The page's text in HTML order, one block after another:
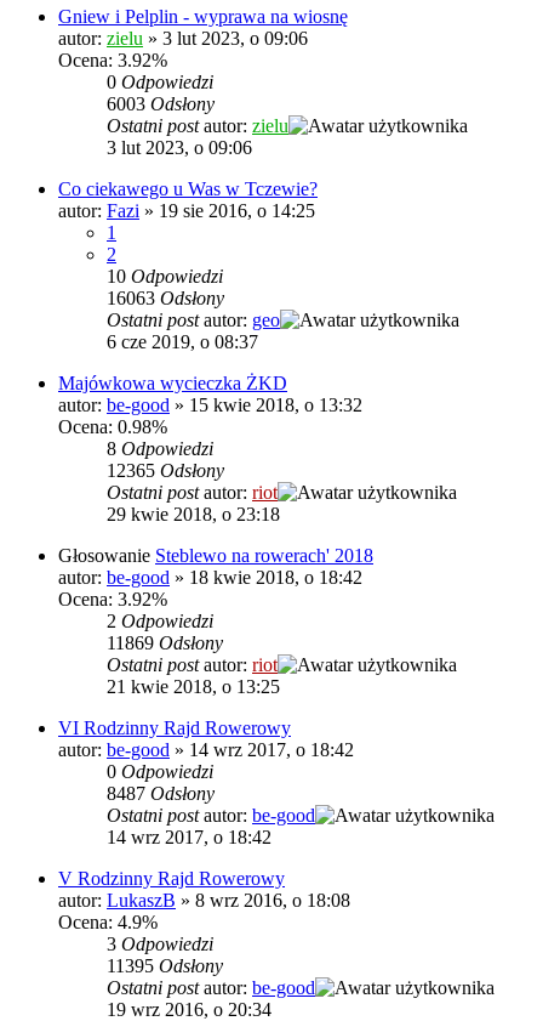
Gniew i Pelplin - wyprawa na wiosnę
autor: zielu » 3 lut 2023, o 09:06
Ocena: 3.92%
0 Odpowiedzi
6003 Odsłony
Ostatni postautor: zielu
3 lut 2023, o 09:06
Co ciekawego u Was w Tczewie?
autor: Fazi » 19 sie 2016, o 14:25
1
2
10 Odpowiedzi
16063 Odsłony
Ostatni postautor: geo
6 cze 2019, o 08:37
Majówkowa wycieczka ŻKD
autor: be-good » 15 kwie 2018, o 13:32
Ocena: 0.98%
8 Odpowiedzi
12365 Odsłony
Ostatni postautor: riot
29 kwie 2018, o 23:18
Głosowanie Steblewo na rowerach' 2018
autor: be-good » 18 kwie 2018, o 18:42
Ocena: 3.92%
2 Odpowiedzi
11869 Odsłony
Ostatni postautor: riot
21 kwie 2018, o 13:25
VI Rodzinny Rajd Rowerowy
autor: be-good » 14 wrz 2017, o 18:42
0 Odpowiedzi
8487 Odsłony
Ostatni postautor: be-good
14 wrz 2017, o 18:42
V Rodzinny Rajd Rowerowy
autor: LukaszB » 8 wrz 2016, o 18:08
Ocena: 4.9%
3 Odpowiedzi
11395 Odsłony
Ostatni postautor: be-good
19 wrz 2016, o 20:34